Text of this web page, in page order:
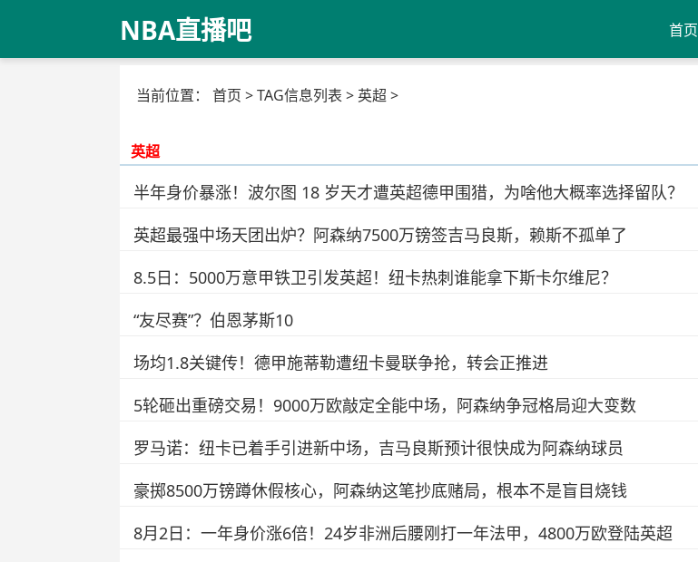
NBA直播吧 首页
当前位置： 首页 > TAG信息列表 > 英超 >
英超
半年身价暴涨！波尔图 18 岁天才遭英超德甲围猎，为啥他大概率选择留队？
英超最强中场天团出炉？阿森纳7500万镑签吉马良斯，赖斯不孤单了
8.5日：5000万意甲铁卫引发英超！纽卡热刺谁能拿下斯卡尔维尼？
“友尽赛”？伯恩茅斯10
场均1.8关键传！德甲施蒂勒遭纽卡曼联争抢，转会正推进
5轮砸出重磅交易！9000万欧敲定全能中场，阿森纳争冠格局迎大变数
罗马诺：纽卡已着手引进新中场，吉马良斯预计很快成为阿森纳球员
豪掷8500万镑蹲休假核心，阿森纳这笔抄底赌局，根本不是盲目烧钱
8月2日：一年身价涨6倍！24岁非洲后腰刚打一年法甲，4800万欧登陆英超